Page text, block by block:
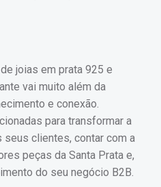
joias em prata 925 e
vai muito além da
e conexão.
para transformar a
clientes, contar com a
peças da Santa Prata e,
do seu negócio B2B.